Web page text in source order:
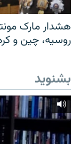
هشدار مارک
روسیه، چین و
بشنوید